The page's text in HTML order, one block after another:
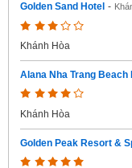
Golden Sand Hotel -
Khánh Hòa
Alana Nha Trang Beach
Khánh Hòa
Golden Peak Resort &